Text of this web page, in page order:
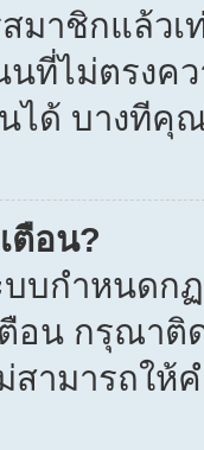
มาชิกแล้ว
นที่ไม่ตรงค
ได้ บางทีคุ
ตือน?
บกำหนดก
อน กรุณา
ม่สามารถใ